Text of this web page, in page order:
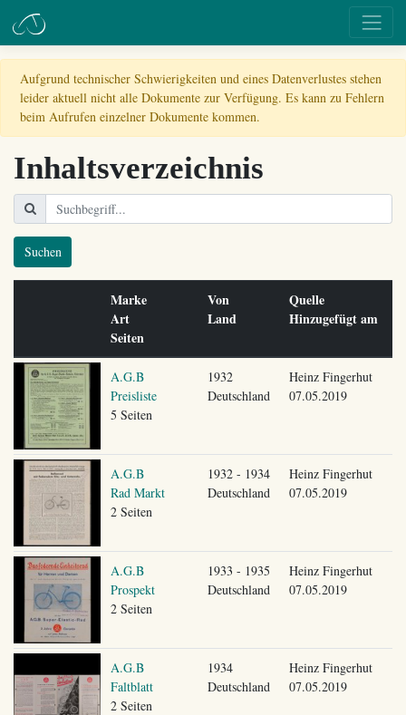
Aufgrund technischer Schwierigkeiten und eines Datenverlustes stehen
leider aktuell nicht alle Dokumente zur Verfügung. Es kann zu Fehlern
beim Aufrufen einzelner Dokumente kommen.
Inhaltsverzeichnis
Suchen
Marke
Art
Seiten
Von
Land
Quelle
Hinzugefügt am
A.G.B
Preisliste
5 Seiten
1932
Deutschland
Heinz Fingerhut
07.05.2019
A.G.B
Rad Markt
2 Seiten
1932 - 1934
Deutschland
Heinz Fingerhut
07.05.2019
A.G.B
Prospekt
2 Seiten
1933 - 1935
Deutschland
Heinz Fingerhut
07.05.2019
A.G.B
Faltblatt
2 Seiten
1934
Deutschland
Heinz Fingerhut
07.05.2019